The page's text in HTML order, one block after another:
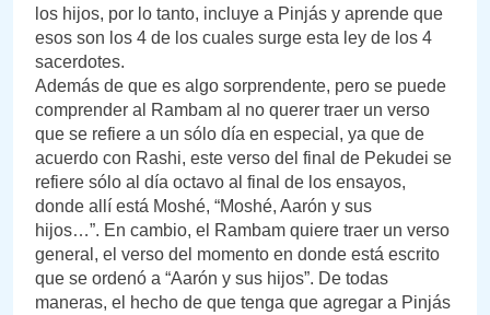
los hijos, por lo tanto, incluye a Pinjás y aprende que
esos son los 4 de los cuales surge esta ley de los 4
sacerdotes.
Además de que es algo sorprendente, pero se puede
comprender al Rambam al no querer traer un verso
que se refiere a un sólo día en especial, ya que de
acuerdo con Rashi, este verso del final de Pekudei se
refiere sólo al día octavo al final de los ensayos,
donde allí está Moshé, “Moshé, Aarón y sus
hijos…”. En cambio, el Rambam quiere traer un verso
general, el verso del momento en donde está escrito
que se ordenó a “Aarón y sus hijos”. De todas
maneras, el hecho de que tenga que agregar a Pinjás